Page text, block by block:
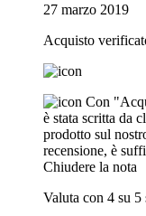
27 marzo 2019
Acquisto
Con
è stata scritta da
prodotto sul
recensione, è
Chiudere la nota
Valuta con 4 su 5